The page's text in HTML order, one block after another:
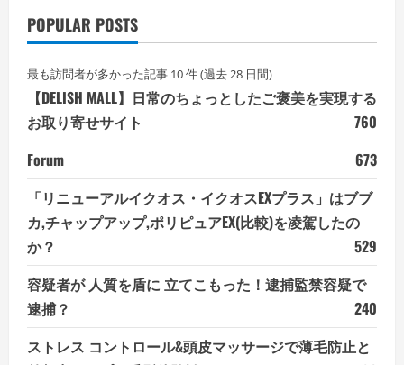
POPULAR POSTS
最も訪問者が多かった記事 10 件 (過去 28 日間)
【DELISH MALL】日常のちょっとしたご褒美を実現する
お取り寄せサイト
760
Forum
673
「リニューアルイクオス・イクオスEXプラス」はブブ
カ,チャップアップ,ポリピュアEX(比較)を凌駕したの
か？
529
容疑者が 人質を盾に 立てこもった！逮捕監禁容疑で
逮捕？
240
ストレス コントロール&頭皮マッサージで薄毛防止と